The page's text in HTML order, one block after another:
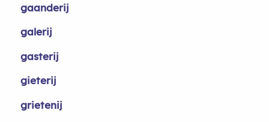
gaanderij
galerij
gasterij
gieterij
grietenij